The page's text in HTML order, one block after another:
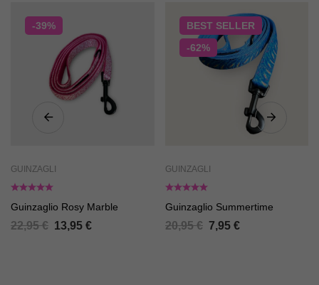
-39%
GUINZAGLI
Guinzaglio Rosy Marble
22,95€ 13,95 €
BEST SELLER
-62%
GUINZAGLI
Guinzaglio Summertime
20,95€ 7,95 €